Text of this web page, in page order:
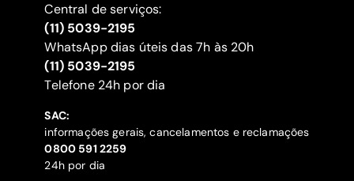
Central de serviços:
(11) 5039-2195
WhatsApp dias úteis das 7h às 20h
(11) 5039-2195
‍Telefone 24h por dia
SAC:
informações gerais, cancelamentos e reclamações
‍0800 591 2259
24h por dia